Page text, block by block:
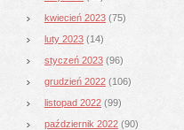
kwiecień 2023 (75)
luty 2023 (14)
styczeń 2023 (96)
grudzień 2022 (106)
listopad 2022 (99)
październik 2022 (90)